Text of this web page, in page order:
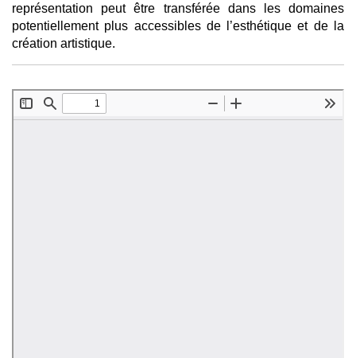
représentation peut être transférée dans les domaines
potentiellement plus accessibles de l’esthétique et de la
création artistique.